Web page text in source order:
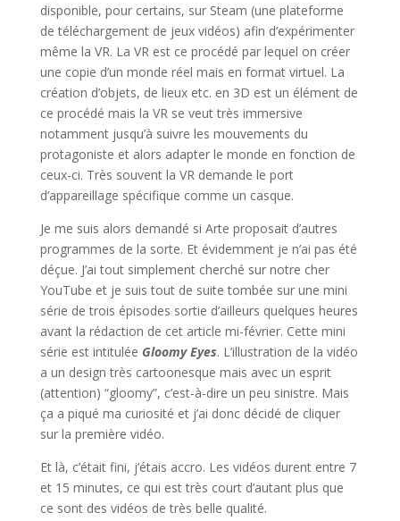
disponible, pour certains, sur Steam (une plateforme
de téléchargement de jeux vidéos) afin d’expérimenter
même la VR. La VR est ce procédé par lequel on créer
une copie d’un monde réel mais en format virtuel. La
création d’objets, de lieux etc. en 3D est un élément de
ce procédé mais la VR se veut très immersive
notamment jusqu’à suivre les mouvements du
protagoniste et alors adapter le monde en fonction de
ceux-ci. Très souvent la VR demande le port
d’appareillage spécifique comme un casque.
Je me suis alors demandé si Arte proposait d’autres
programmes de la sorte. Et évidemment je n’ai pas été
déçue. J’ai tout simplement cherché sur notre cher
YouTube et je suis tout de suite tombée sur une mini
série de trois épisodes sortie d’ailleurs quelques heures
avant la rédaction de cet article mi-février. Cette mini
série est intitulée Gloomy Eyes. L’illustration de la vidéo
a un design très cartoonesque mais avec un esprit
(attention) “gloomy”, c’est-à-dire un peu sinistre. Mais
ça a piqué ma curiosité et j’ai donc décidé de cliquer
sur la première vidéo.
Et là, c’était fini, j’étais accro. Les vidéos durent entre 7
et 15 minutes, ce qui est très court d’autant plus que
ce sont des vidéos de très belle qualité.